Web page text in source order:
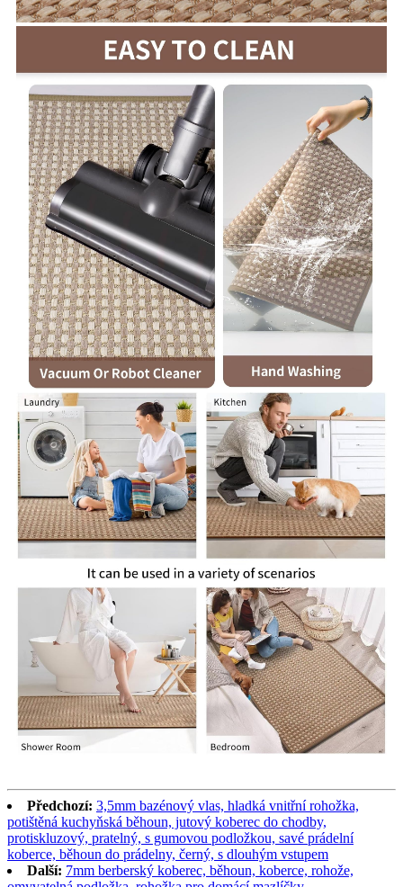
Předchozí: 3,5mm bazénový vlas, hladká vnitřní rohožka,
potištěná kuchyňská běhoun, jutový koberec do chodby,
protiskluzový, pratelný, s gumovou podložkou, savé prádelní
koberce, běhoun do prádelny, černý, s dlouhým vstupem
Další: 7mm berberský koberec, běhoun, koberce, rohože,